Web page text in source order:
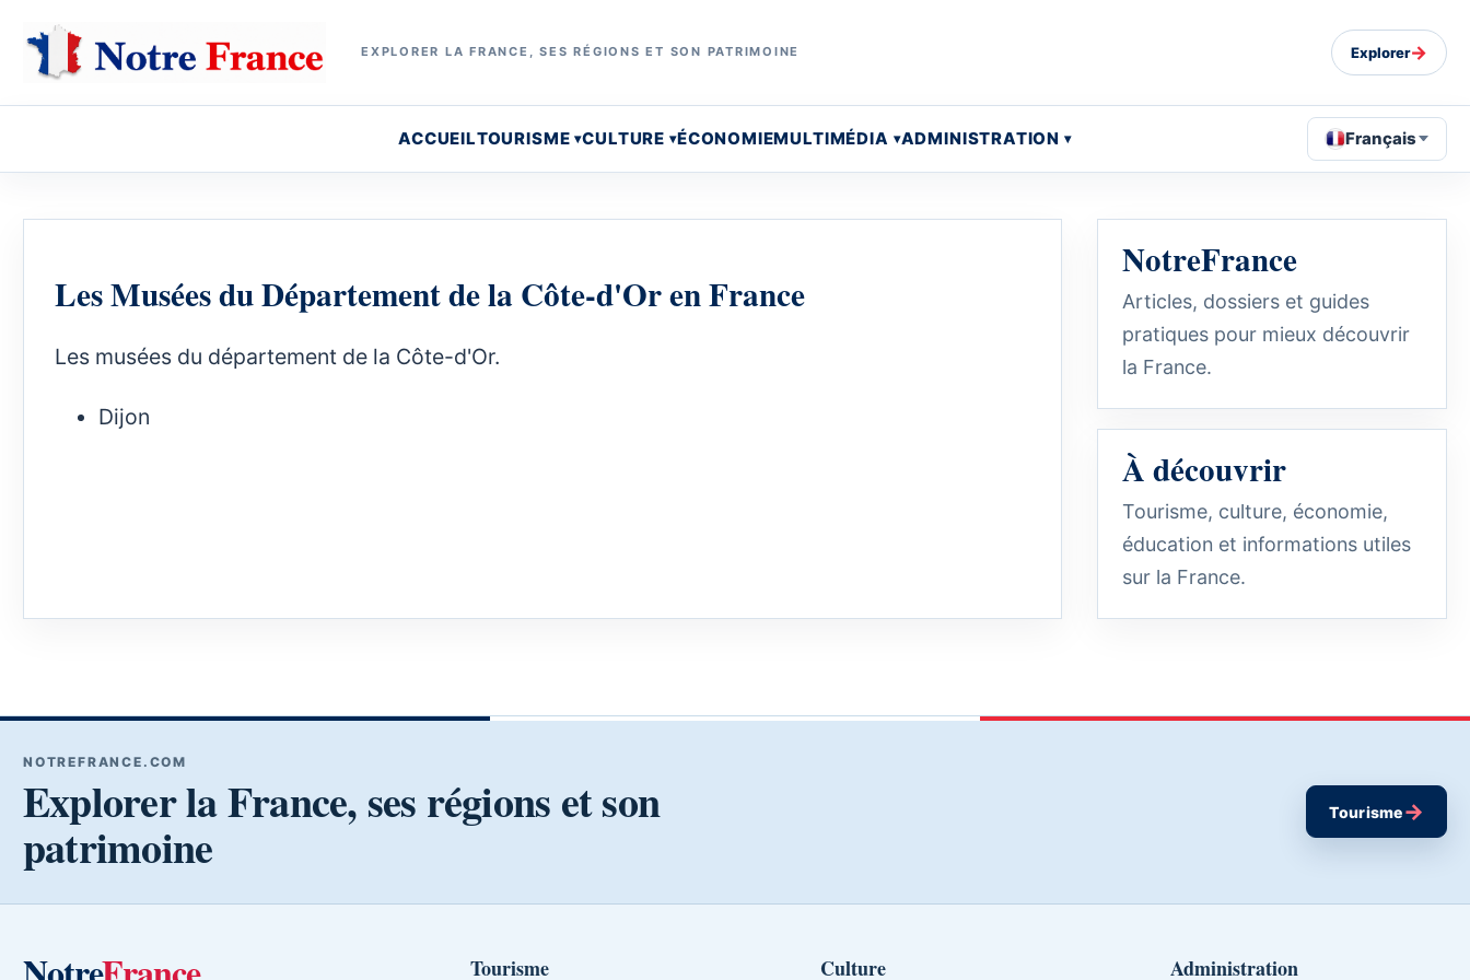
EXPLORER LA FRANCE, SES RÉGIONS ET SON PATRIMOINE Explorer→
ACCUEILTOURISME CULTURE ÉCONOMIEMULTIMÉDIA ADMINISTRATION Français
Les Musées du Département de la Côte-d'Or en France
Les musées du département de la Côte-d'Or.
Dijon
NotreFrance
Articles, dossiers et guides
pratiques pour mieux découvrir
la France.
À découvrir
Tourisme, culture, économie,
éducation et informations utiles
sur la France.
NOTREFRANCE.COM
Explorer la France, ses régions et son
patrimoine
Tourisme→
Tourisme Culture Administration